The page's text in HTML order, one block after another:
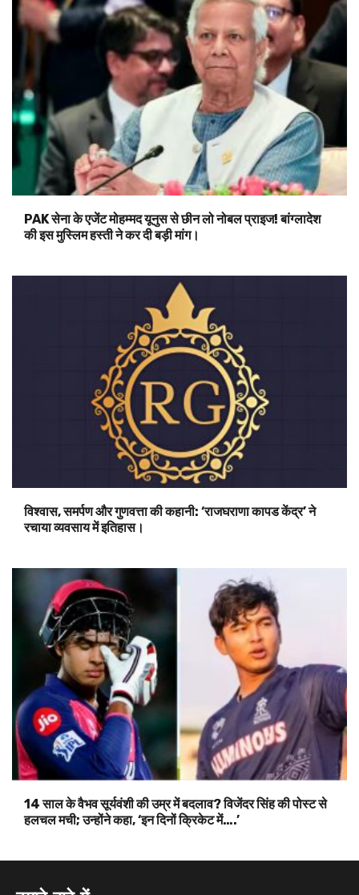
PAK सेना के एजेंट मोहम्मद यूनुस से छीन लो नोबल प्राइज! बांग्लादेश
की इस मुस्लिम हस्ती ने कर दी बड़ी मांग।
विश्वास, समर्पण और गुणवत्ता की कहानी: ‘राजघराणा कापड केंद्र’ ने
रचाया व्यवसाय में इतिहास।
14 साल के वैभव सूर्यवंशी की उम्र में बदलाव? विजेंदर सिंह की पोस्ट से
हलचल मची; उन्होंने कहा, ‘इन दिनों क्रिकेट में….’